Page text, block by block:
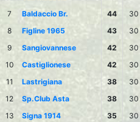
7
Baldaccio Br. 44 30
8
Figline 1965 43 30
9
Sangiovannese 42 30
10
Castiglionese 42 30
11
Lastrigiana 38 30
12
Sp.Club Asta 38 30
13
Signa 1914 35 30